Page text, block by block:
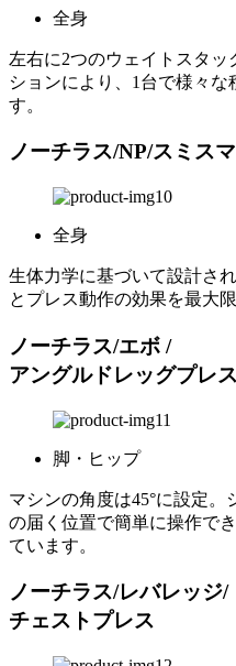
全身
左右に2つのウェイトスタ
ションにより、1台で様々
す。
ノーチラス/NP/スミス
全身
生体力学に基づいて設計さ
とプレス動作の効果を最大
ノーチラス/エボ /
アングルドレッグプレス
脚・ヒップ
マシンの角度は45°に設定
の届く位置で簡単に操作で
ています。
ノーチラス/レバレッジ/
チェストプレス